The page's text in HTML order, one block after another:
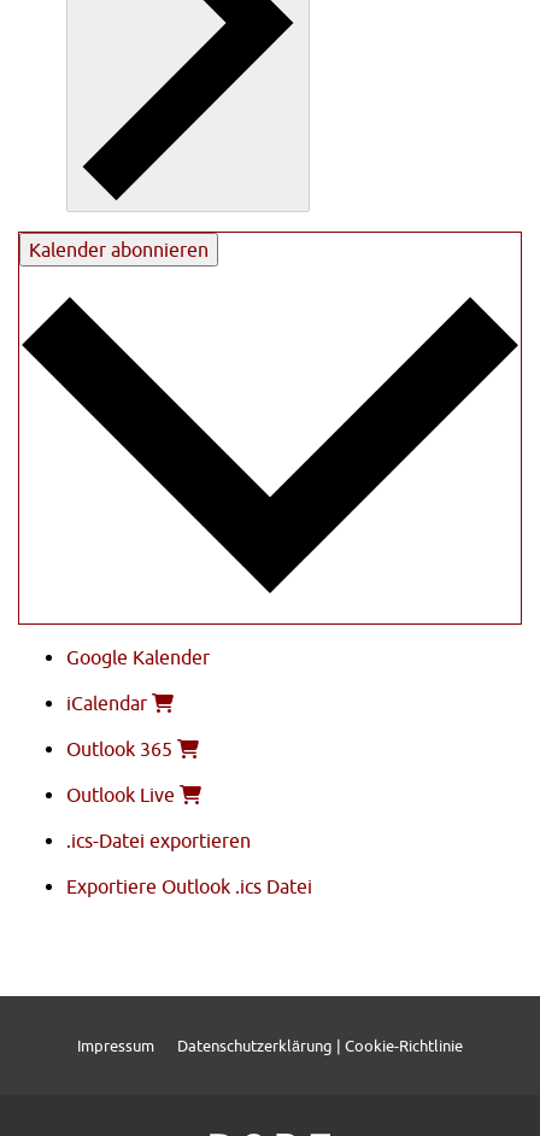
Kalender abonnieren
Google Kalender
iCalendar
Outlook 365
Outlook Live
.ics-Datei exportieren
Exportiere Outlook .ics Datei
Impressum Datenschutzerklärung | Cookie-Richtlinie